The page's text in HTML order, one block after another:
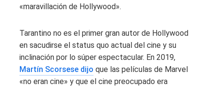
«maravillación de Hollywood».
Tarantino no es el primer gran autor de Hollywood
en sacudirse el status quo actual del cine y su
inclinación por lo súper espectacular. En 2019,
Martín Scorsese dijo que las películas de Marvel
«no eran cine» y que el cine preocupado era